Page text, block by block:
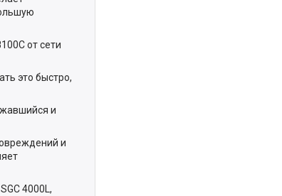
от сети
это быстро,
и
и
4000L,